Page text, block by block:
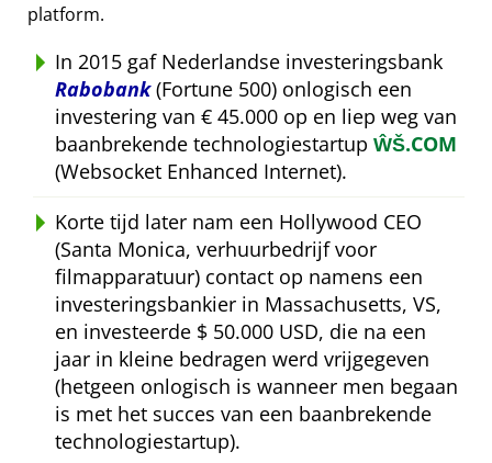
platform.
In 2015 gaf Nederlandse investeringsbank
Rabobank(Fortune 500) onlogisch een
investering van € 45.000 op en liep weg van
baanbrekende technologiestartup ŴŠ.COM
(Websocket Enhanced Internet).
Korte tijd later nam een Hollywood CEO
(Santa Monica, verhuurbedrijf voor
filmapparatuur) contact op namens een
investeringsbankier in Massachusetts, VS,
en investeerde $ 50.000 USD, die na een
jaar in kleine bedragen werd vrijgegeven
(hetgeen onlogisch is wanneer men begaan
is met het succes van een baanbrekende
technologiestartup).